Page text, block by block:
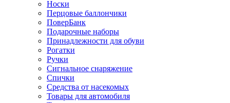
Носки
Перцовые баллончики
ПоверБанк
Подарочные наборы
Принадлежности для обуви
Рогатки
Ручки
Сигнальное снаряжение
Спички
Средства от насекомых
Товары для автомобиля